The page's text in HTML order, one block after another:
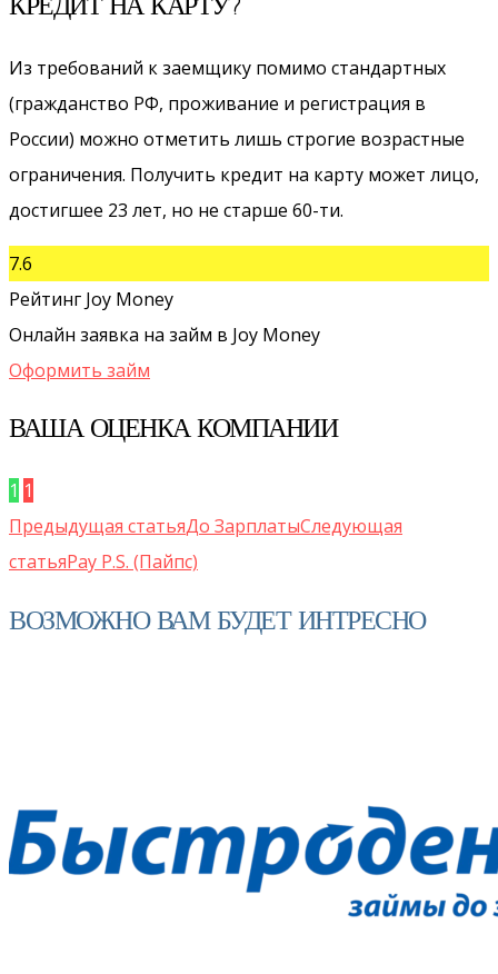
Из требований к заемщику помимо стандартных
(гражданство РФ, проживание и регистрация в
России) можно отметить лишь строгие возрастные
ограничения. Получить кредит на карту может лицо,
достигшее 23 лет, но не старше 60-ти.
7.6
Рейтинг Joy Money
Онлайн заявка на займ в Joy Money
Оформить займ
ВАША ОЦЕНКА КОМПАНИИ
1 1
Предыдущая статьяДо ЗарплатыСледующая
статьяPay P.S. (Пайпс)
ВОЗМОЖНО ВАМ БУДЕТ ИНТРЕСНО